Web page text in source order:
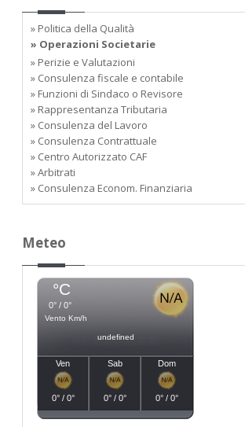
» Politica della Qualità
» Operazioni Societarie
» Perizie e Valutazioni
» Consulenza fiscale e contabile
» Funzioni di Sindaco o Revisore
» Rappresentanza Tributaria
» Consulenza del Lavoro
» Consulenza Contrattuale
» Centro Autorizzato CAF
» Arbitrati
» Consulenza Econom. Finanziaria
Meteo
°C
Vento Km/h
0° / 0°
undefined
Ven
0° / 0°
Sab
0° / 0°
Dom
0° / 0°